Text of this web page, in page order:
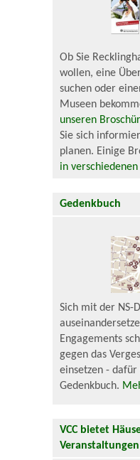
Ob Sie
wollen, eine
suchen oder
Museen
unseren
Sie sich
planen. Einige
in verschiedenen
Gedenkbuch
Sich mit der NS-
Engagements
gegen das
einsetzen -
Gedenkbuch.
VCC bietet
Veranstaltungen